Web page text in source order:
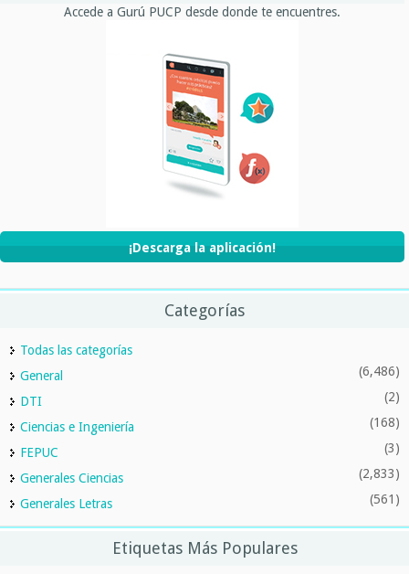
Accede a Gurú PUCP desde donde te encuentres.
¡Descarga la aplicación!
Categorías
Todas las categorías
General
(6,486)
DTI (2)
Ciencias e Ingeniería (168)
FEPUC (3)
Generales Ciencias (2,833)
Generales Letras (561)
Etiquetas Más Populares